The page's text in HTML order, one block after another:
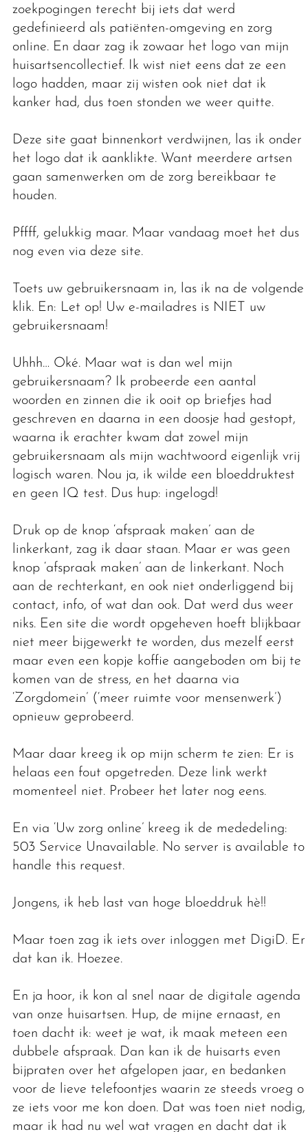
zoekpogingen terecht bij iets dat werd
gedefinieerd als patiënten-omgeving en zorg
online. En daar zag ik zowaar het logo van mijn
huisartsencollectief. Ik wist niet eens dat ze een
logo hadden, maar zij wisten ook niet dat ik
kanker had, dus toen stonden we weer quitte.
Deze site gaat binnenkort verdwijnen, las ik onder
het logo dat ik aanklikte. Want meerdere artsen
gaan samenwerken om de zorg bereikbaar te
houden.
Pffff, gelukkig maar. Maar vandaag moet het dus
nog even via deze site.
Toets uw gebruikersnaam in, las ik na de volgende
klik. En: Let op! Uw e-mailadres is NIET uw
gebruikersnaam!
Uhhh… Oké. Maar wat is dan wel mijn
gebruikersnaam? Ik probeerde een aantal
woorden en zinnen die ik ooit op briefjes had
geschreven en daarna in een doosje had gestopt,
waarna ik erachter kwam dat zowel mijn
gebruikersnaam als mijn wachtwoord eigenlijk vrij
logisch waren. Nou ja, ik wilde een bloeddruktest
en geen IQ test. Dus hup: ingelogd!
Druk op de knop ‘afspraak maken’ aan de
linkerkant, zag ik daar staan. Maar er was geen
knop ‘afspraak maken’ aan de linkerkant. Noch
aan de rechterkant, en ook niet onderliggend bij
contact, info, of wat dan ook. Dat werd dus weer
niks. Een site die wordt opgeheven hoeft blijkbaar
niet meer bijgewerkt te worden, dus mezelf eerst
maar even een kopje koffie aangeboden om bij te
komen van de stress, en het daarna via
‘Zorgdomein’ (‘meer ruimte voor mensenwerk’)
opnieuw geprobeerd.
Maar daar kreeg ik op mijn scherm te zien: Er is
helaas een fout opgetreden. Deze link werkt
momenteel niet. Probeer het later nog eens.
En via ‘Uw zorg online’ kreeg ik de mededeling:
503 Service Unavailable. No server is available to
handle this request.
Jongens, ik heb last van hoge bloeddruk hè!!
Maar toen zag ik iets over inloggen met DigiD. En
dat kan ik. Hoezee.
En ja hoor, ik kon al snel naar de digitale agenda
van onze huisartsen. Hup, de mijne ernaast, en
toen dacht ik: weet je wat, ik maak meteen een
dubbele afspraak. Dan kan ik de huisarts even
bijpraten over het afgelopen jaar, en bedanken
voor de lieve telefoontjes waarin ze steeds vroeg of
ze iets voor me kon doen. Dat was toen niet nodig,
maar ik had nu wel wat vragen en dacht dat ik